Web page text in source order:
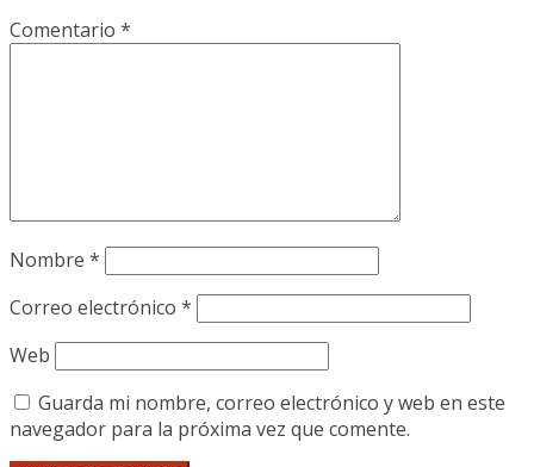
Comentario *
Nombre *
Correo electrónico *
Web
Guarda mi nombre, correo electrónico y web en este
navegador para la próxima vez que comente.